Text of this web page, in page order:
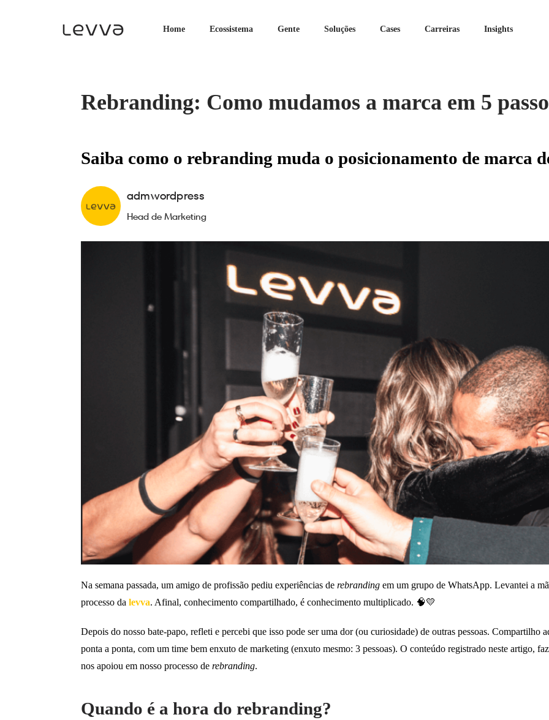
Home Ecossistema Gente Soluções Cases Carreiras Insights
Rebranding: Como mudamos a marca em 5
Saiba como o rebranding muda o posicionamento de marca
admwordpress
Head de Marketing
Na semana passada, um amigo de profissão pediu experiências de rebranding em um grupo de WhatsApp. Levantei a
processo da levva. Afinal, conhecimento compartilhado, é conhecimento multiplicado. 🧠💛
Depois do nosso bate-papo, refleti e percebi que isso pode ser uma dor (ou curiosidade) de outras pessoas.
ponta a ponta, com um time bem enxuto de marketing (enxuto mesmo: 3 pessoas). O conteúdo registrado neste artigo,
nos apoiou em nosso processo de rebranding.
Quando é a hora do rebranding?